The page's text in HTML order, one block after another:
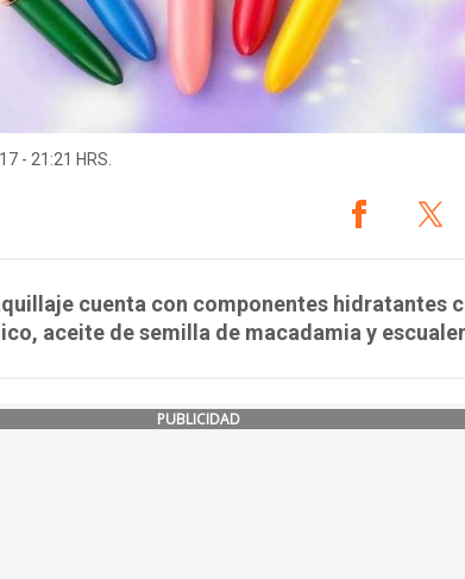
- 21:21 HRS.
cuenta con componentes hidratantes
aceite de semilla de macadamia y
PUBLICIDAD